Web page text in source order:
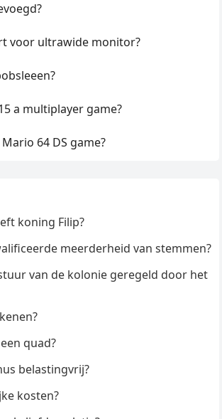
voor ultrawide monitor?
a multiplayer game?
64 DS game?
koning Filip?
meerderheid van stemmen?
van de kolonie geregeld door het
quad?
belastingvrij?
kosten?